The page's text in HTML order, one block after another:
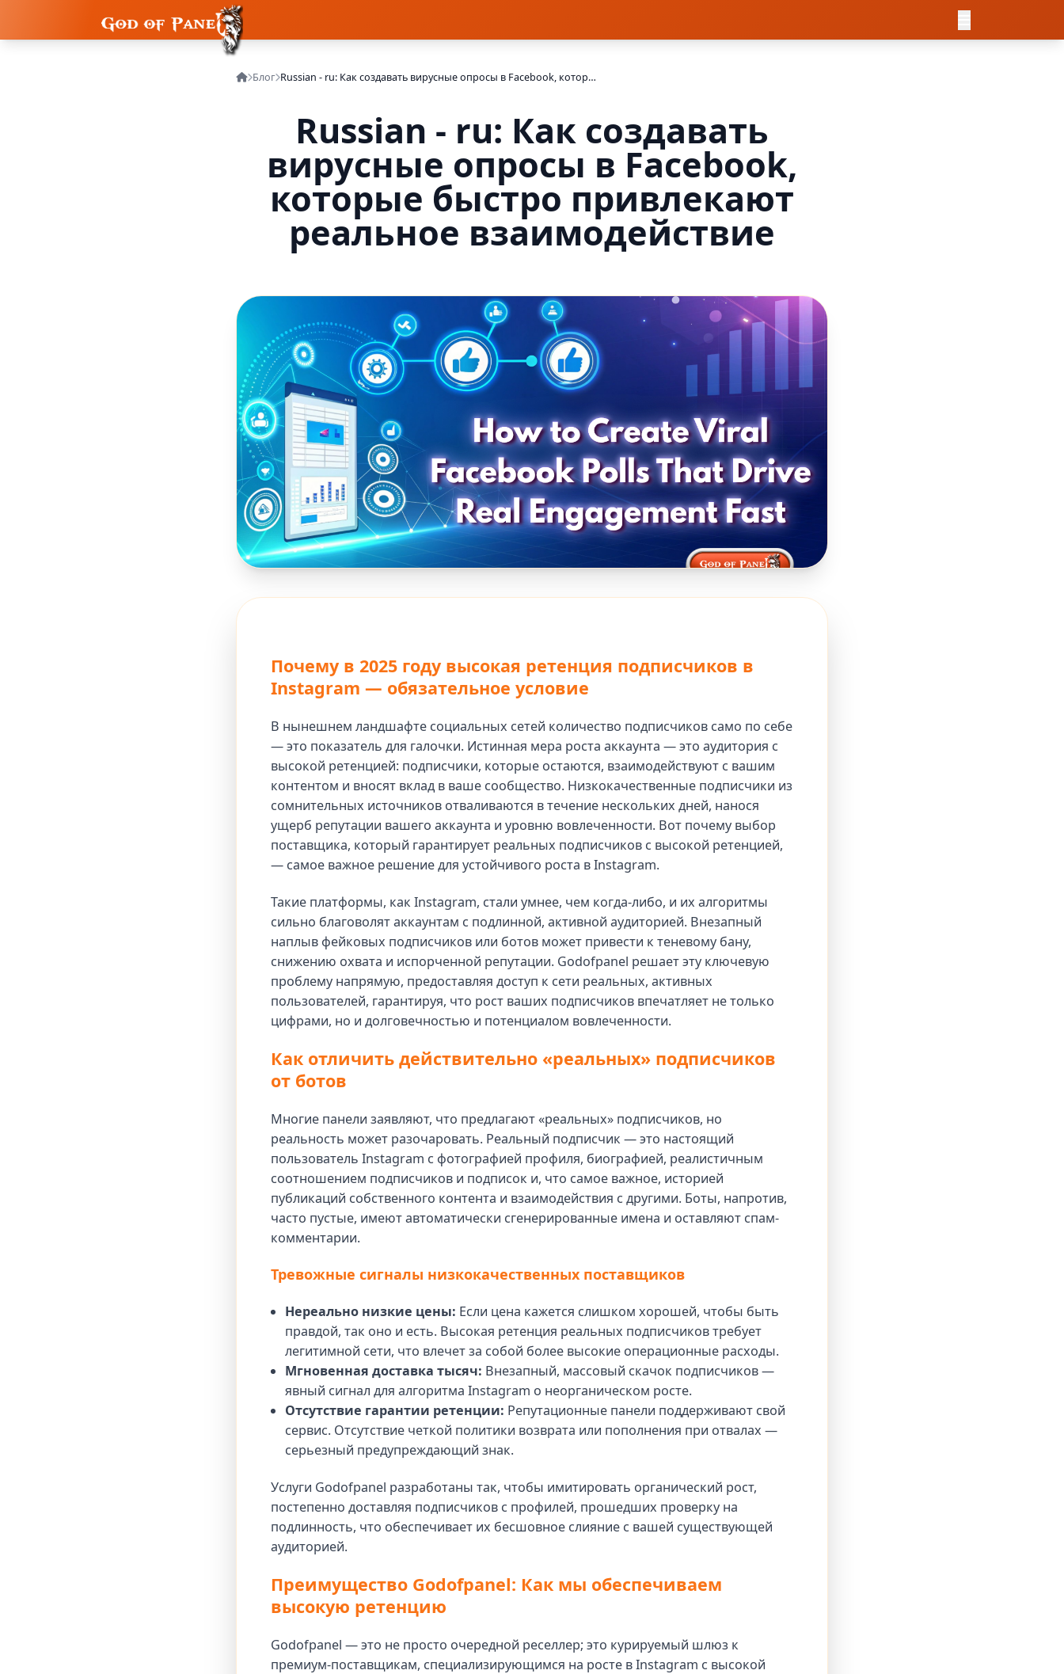
Блог Russian - ru: Как создавать вирусные опросы в Facebook, которые быстро привлекают реальное взаимодействие
Russian - ru: Как создавать
вирусные опросы в Facebook,
которые быстро привлекают
реальное взаимодействие
Почему в 2025 году высокая ретенция подписчиков в
Instagram — обязательное условие
В нынешнем ландшафте социальных сетей количество подписчиков само по себе
— это показатель для галочки. Истинная мера роста аккаунта — это аудитория с
высокой ретенцией: подписчики, которые остаются, взаимодействуют с вашим
контентом и вносят вклад в ваше сообщество. Низкокачественные подписчики из
сомнительных источников отваливаются в течение нескольких дней, нанося
ущерб репутации вашего аккаунта и уровню вовлеченности. Вот почему выбор
поставщика, который гарантирует реальных подписчиков с высокой ретенцией,
— самое важное решение для устойчивого роста в Instagram.
Такие платформы, как Instagram, стали умнее, чем когда-либо, и их алгоритмы
сильно благоволят аккаунтам с подлинной, активной аудиторией. Внезапный
наплыв фейковых подписчиков или ботов может привести к теневому бану,
снижению охвата и испорченной репутации. Godofpanel решает эту ключевую
проблему напрямую, предоставляя доступ к сети реальных, активных
пользователей, гарантируя, что рост ваших подписчиков впечатляет не только
цифрами, но и долговечностью и потенциалом вовлеченности.
Как отличить действительно «реальных» подписчиков
от ботов
Многие панели заявляют, что предлагают «реальных» подписчиков, но
реальность может разочаровать. Реальный подписчик — это настоящий
пользователь Instagram с фотографией профиля, биографией, реалистичным
соотношением подписчиков и подписок и, что самое важное, историей
публикаций собственного контента и взаимодействия с другими. Боты, напротив,
часто пустые, имеют автоматически сгенерированные имена и оставляют спам-
комментарии.
Тревожные сигналы низкокачественных поставщиков
Нереально низкие цены: Если цена кажется слишком хорошей, чтобы быть
правдой, так оно и есть. Высокая ретенция реальных подписчиков требует
легитимной сети, что влечет за собой более высокие операционные расходы.
Мгновенная доставка тысяч: Внезапный, массовый скачок подписчиков —
явный сигнал для алгоритма Instagram о неорганическом росте.
Отсутствие гарантии ретенции: Репутационные панели поддерживают свой
сервис. Отсутствие четкой политики возврата или пополнения при отвалах —
серьезный предупреждающий знак.
Услуги Godofpanel разработаны так, чтобы имитировать органический рост,
постепенно доставляя подписчиков с профилей, прошедших проверку на
подлинность, что обеспечивает их бесшовное слияние с вашей существующей
аудиторией.
Преимущество Godofpanel: Как мы обеспечиваем
высокую ретенцию
Godofpanel — это не просто очередной реселлер; это курируемый шлюз к
премиум-поставщикам, специализирующимся на росте в Instagram с высокой